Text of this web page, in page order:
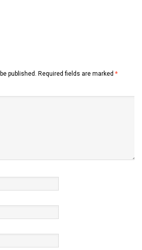
published. Required fields are marked *